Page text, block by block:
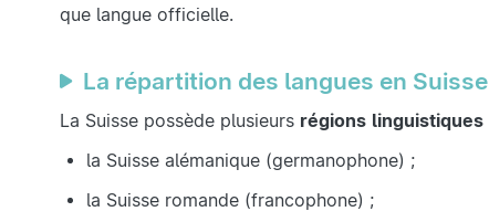
que langue officielle.
La répartition des langues en Suisse
La Suisse possède plusieurs régions linguistiques
la Suisse alémanique (germanophone) ;
la Suisse romande (francophone) ;